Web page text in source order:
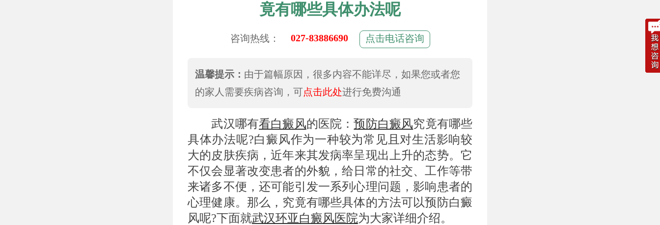
竟有哪些具体办法呢
咨询热线： 027-83886690 点击电话咨询
温馨提示： 由于篇幅原因，很多内容不能详尽，如果您或者您
的家人需要疾病咨询，可点击此处进行免费沟通
武汉哪有看白癜风的医院：预防白癜风究竟有哪些
具体办法呢?白癜风作为一种较为常见且对生活影响较
大的皮肤疾病，近年来其发病率呈现出上升的态势。它
不仅会显著改变患者的外貌，给日常的社交、工作等带
来诸多不便，还可能引发一系列心理问题，影响患者的
心理健康。那么，究竟有哪些具体的方法可以预防白癜
风呢?下面就武汉环亚白癜风医院为大家详细介绍。